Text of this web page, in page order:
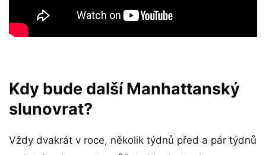
Kdy bude další Manhattanský
slunovrat?
Vždy dvakrát v roce, několik týdnů před a pár týdnů